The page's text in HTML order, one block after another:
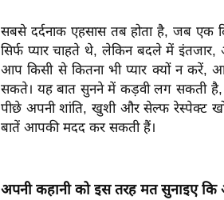
सबसे दर्दनाक एहसास तब होता है, जब
सिर्फ प्यार चाहते थे, लेकिन बदले में
आप किसी से कितना भी प्यार क्यों न
सकते। यह बात सुनने में कड़वी लग सकती है,
पीछे अपनी शांति, खुशी और सेल्फ रेस्पेक्ट
बातें आपकी मदद कर सकती हैं।
अपनी कहानी को इस तरह मत सुनाइए